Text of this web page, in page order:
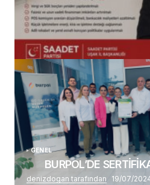
(başlıksız)
Alaattin Karahan tarafından 14/07/2026
GENEL
BURPOL’DE
denizdogan tarafından 19/07/